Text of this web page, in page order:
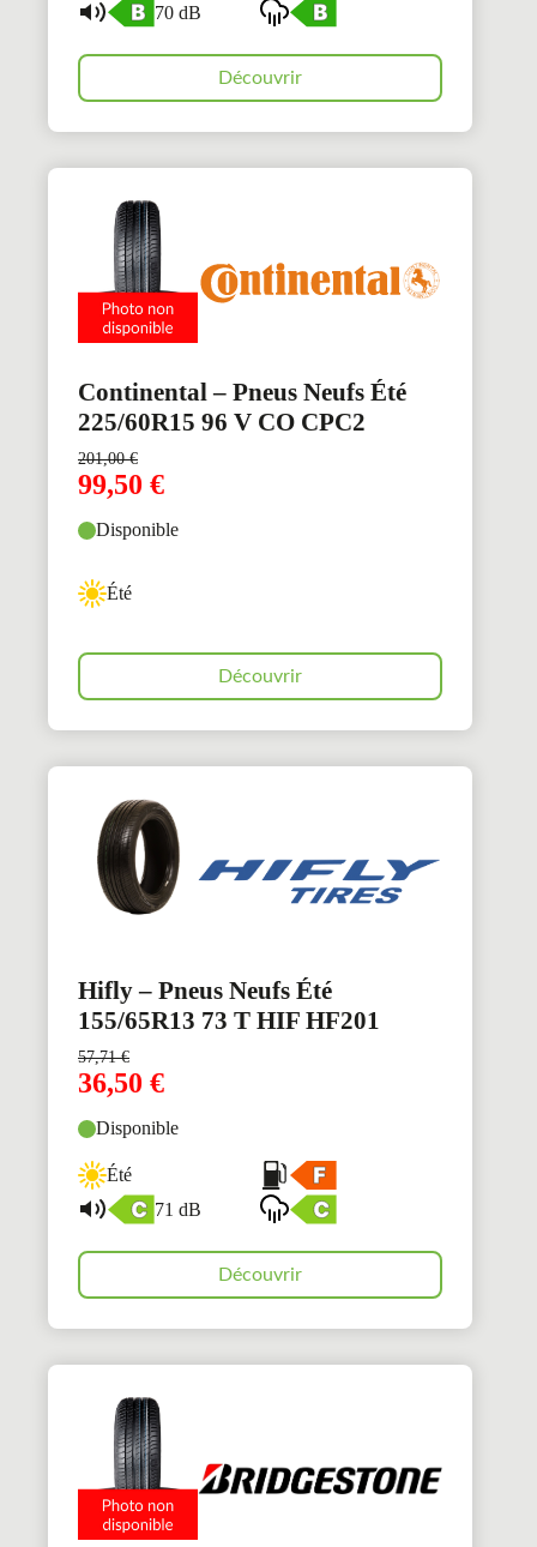
70 dB
Découvrir
Continental – Pneus Neufs Été
225/60R15 96 V CO CPC2
201,00€
99,50 €
Disponible
Été
Découvrir
Hifly – Pneus Neufs Été
155/65R13 73 T HIF HF201
57,71€
36,50 €
Disponible
Été
71 dB
Découvrir